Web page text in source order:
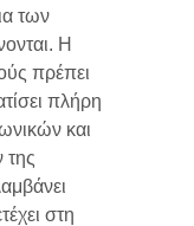
των
Η
πρέπει
πλήρη
και
της
στη